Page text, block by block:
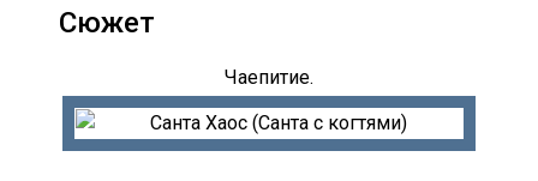
Сюжет
Чаепитие.